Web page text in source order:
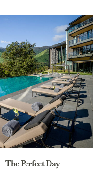
The Perfect Day